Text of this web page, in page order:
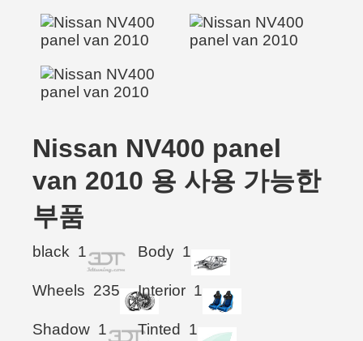
Nissan NV400 panel
van 2010 용 사용 가능한
부품
black 1 Body 1
Wheels 235 Interior 1
Shadow 1
Tinted
1